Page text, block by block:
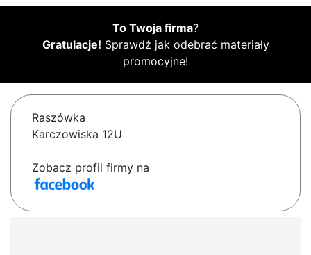
To Twoja firma?
Gratulacje! Sprawdź jak odebrać materiały
promocyjne!
Raszówka
Karczowiska 12U
Zobacz profil firmy na